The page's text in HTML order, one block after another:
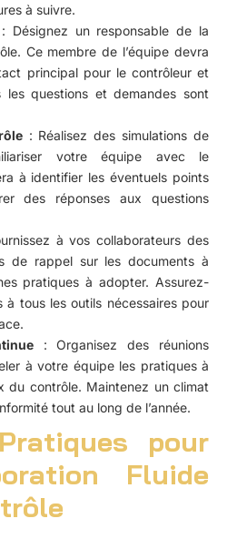
à suivre.
: Désignez un responsable de la
Ce membre de l’équipe devra
principal pour le contrôleur et
les questions et demandes sont
: Réalisez des simulations de
votre équipe avec le
à identifier les éventuels points
des réponses aux questions
à vos collaborateurs des
de rappel sur les documents à
pratiques à adopter. Assurez-
à tous les outils nécessaires pour
: Organisez des réunions
à votre équipe les pratiques à
du contrôle. Maintenez un climat
tout au long de l’année.
pour
Fluide